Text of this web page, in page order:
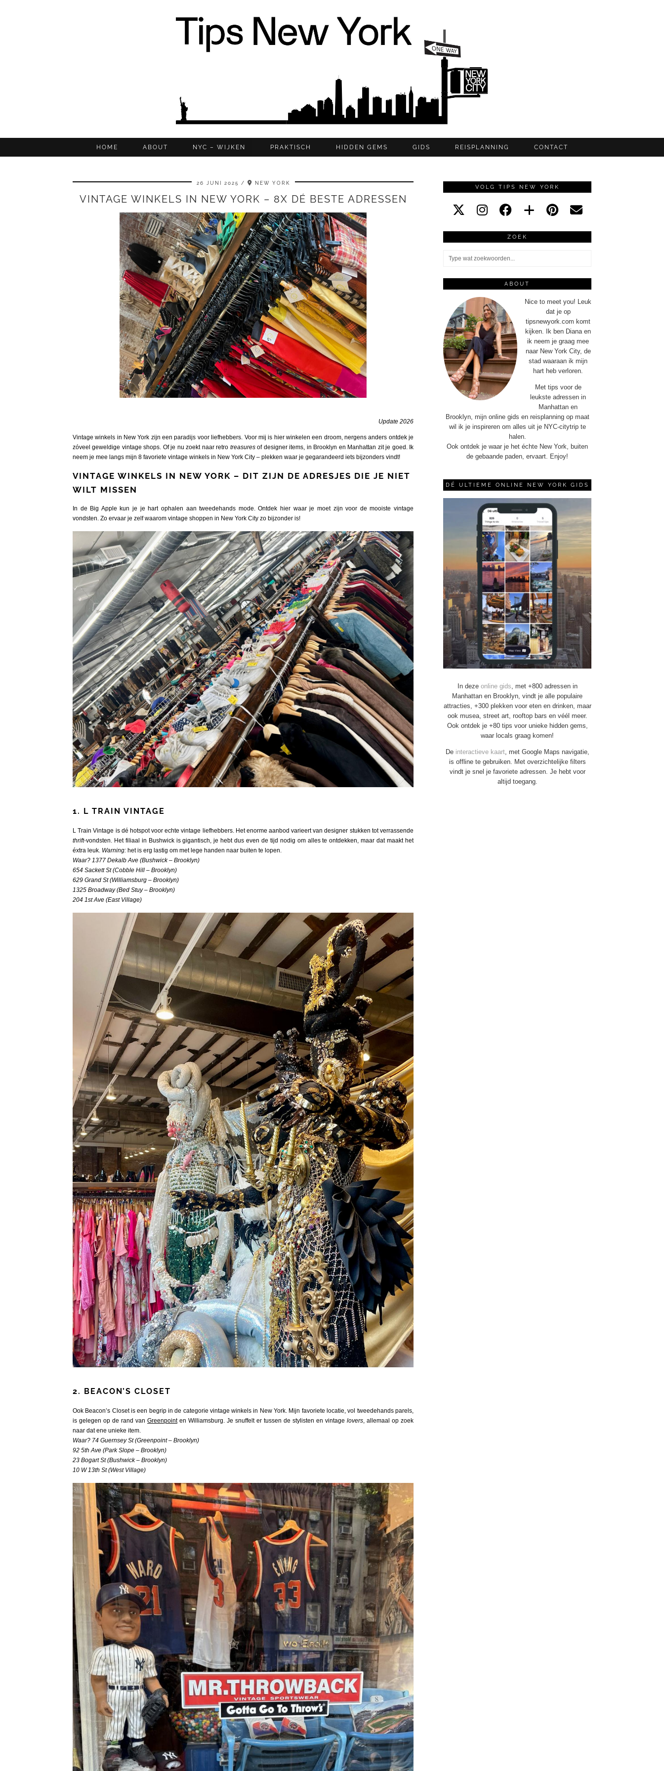
HOME ABOUT NYC – WIJKEN PRAKTISCH HIDDEN GEMS GIDS REISPLANNING CONTACT
26 JUNI 2025 NEW YORK
VINTAGE WINKELS IN NEW YORK – 8X DÉ BESTE ADRESSEN
Update 2026
Vintage winkels in New York zijn een paradijs voor liefhebbers. Voor mij is hier winkelen een droom, nergens anders ontdek je
zóveel geweldige vintage shops. Of je nu zoekt naar retro treasuresof designer items, in Brooklyn en Manhattan zit je goed. Ik
neem je mee langs mijn 8 favoriete vintage winkels in New York City – plekken waar je gegarandeerd iets bijzonders vindt!
VINTAGE WINKELS IN NEW YORK – DIT ZIJN DE ADRESJES DIE JE NIET
WILT MISSEN
In de Big Apple kun je je hart ophalen aan tweedehands mode. Ontdek hier waar je moet zijn voor de mooiste vintage
vondsten. Zo ervaar je zelf waarom vintage shoppen in New York City zo bijzonder is!
1. L TRAIN VINTAGE
L Train Vintage is dé hotspot voor echte vintage liefhebbers. Het enorme aanbod varieert van designer stukken tot verrassende
thrift-vondsten. Het filiaal in Bushwick is gigantisch, je hebt dus even de tijd nodig om alles te ontdekken, maar dat maakt het
éxtra leuk. Warning: het is erg lastig om met lege handen naar buiten te lopen.
Waar? 1377 Dekalb Ave (Bushwick – Brooklyn)
654 Sackett St (Cobble Hill – Brooklyn)
629 Grand St (Williamsburg – Brooklyn)
1325 Broadway (Bed Stuy – Brooklyn)
204 1st Ave (East Village)
2. BEACON’S CLOSET
Ook Beacon’s Closet is een begrip in de categorie vintage winkels in New York. Mijn favoriete locatie, vol tweedehands parels,
is gelegen op de rand van Greenpointen Williamsburg. Je snuffelt er tussen de stylisten en vintage lovers , allemaal op zoek
naar dat ene unieke item.
Waar? 74 Guernsey St (Greenpoint – Brooklyn)
92 5th Ave (Park Slope – Brooklyn)
23 Bogart St (Bushwick – Brooklyn)
10 W 13th St (West Village)
VOLG TIPS NEW YORK
ZOEK
ABOUT
Nice to meet you! Leuk
dat je op
tipsnewyork.com komt
kijken. Ik ben Diana en
ik neem je graag mee
naar New York City, de
stad waaraan ik mijn
hart heb verloren.
Met tips voor de
leukste adressen in
Manhattan en
Brooklyn, mijn online gids en reisplanning op maat
wil ik je inspireren om alles uit je NYC-citytrip te
halen.
Ook ontdek je waar je het échte New York, buiten
de gebaande paden, ervaart. Enjoy!
DÉ ULTIEME ONLINE NEW YORK GIDS
In deze online gids, met +800 adressen in
Manhattan en Brooklyn, vindt je alle populaire
attracties, +300 plekken voor eten en drinken, maar
ook musea, street art, rooftop bars en véél meer.
Ook ontdek je +80 tips voor unieke hidden gems,
waar locals graag komen!
De interactieve kaart, met Google Maps navigatie,
is offline te gebruiken. Met overzichtelijke filters
vindt je snel je favoriete adressen. Je hebt voor
altijd toegang.